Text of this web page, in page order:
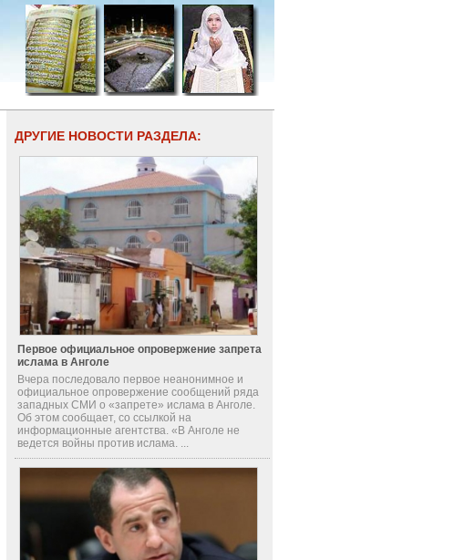
ДРУГИЕ НОВОСТИ РАЗДЕЛА:
Первое официальное опровержение запрета
ислама в Анголе
Вчера последовало первое неанонимное и
официальное опровержение сообщений ряда
западных СМИ о «запрете» ислама в Анголе.
Об этом сообщает, со ссылкой на
информационные агентства. «В Анголе не
ведется войны против ислама. ...